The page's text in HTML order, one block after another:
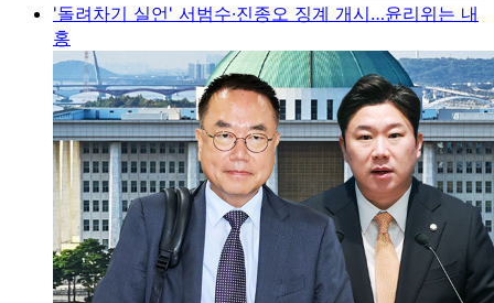
'돌려차기 실언' 서범수·진종오 징계 개시…윤리위는 내
홍